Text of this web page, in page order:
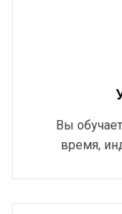
Вы
время,